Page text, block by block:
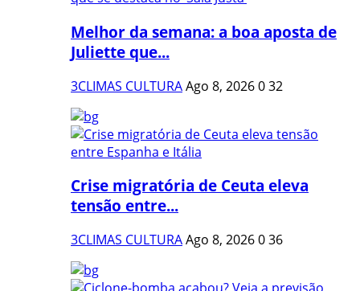
Melhor da semana: a boa aposta de
Juliette que...
3CLIMAS CULTURAAgo 8, 2026032
Crise migratória de Ceuta eleva
tensão entre...
3CLIMAS CULTURAAgo 8, 2026036